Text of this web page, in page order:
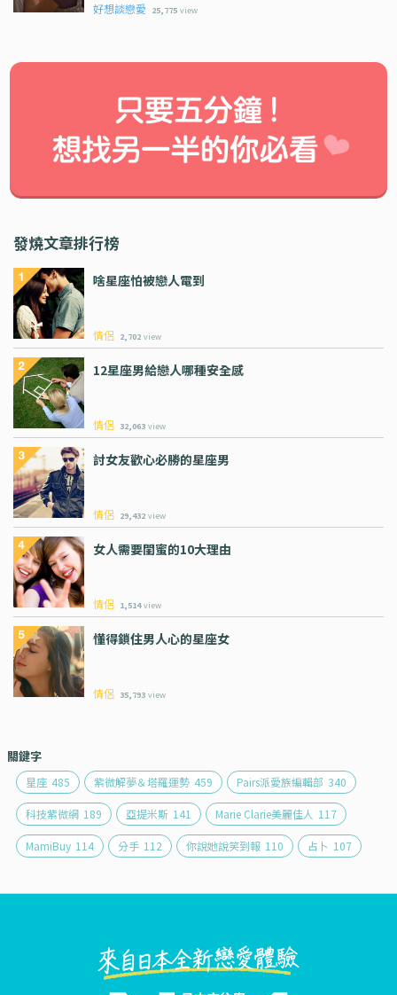
好想談戀愛 25,775 view
發燒文章排行榜
啥星座怕被戀人電到
情侶 2,702 view
12星座男給戀人哪種安全感
情侶 32,063 view
討女友歡心必勝的星座男
情侶 29,432 view
女人需要閨蜜的10大理由
情侶 1,514 view
懂得鎖住男人心的星座女
情侶 35,793 view
關鍵字
星座 485 紫微解夢＆塔羅運勢 459 Pairs派愛族編輯部 340
科技紫微網 189 亞提米斯 141 Marie Clarie美麗佳人 117
MamiBuy 114 分手 112 你說她說笑到報 110 占卜 107